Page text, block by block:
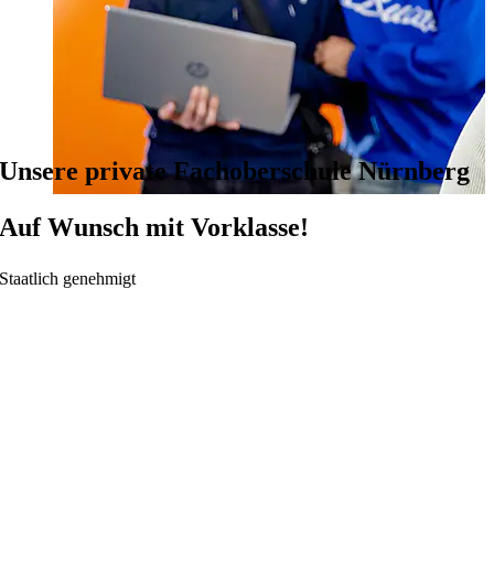
Unsere private Fachoberschule Nürnberg
Auf Wunsch mit Vorklasse!
Staatlich genehmigt